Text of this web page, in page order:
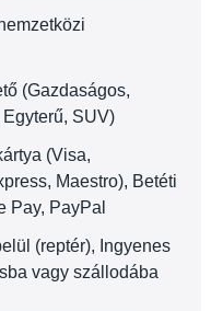
(Gazdaságos,
SUV)
(Visa,
Maestro), Betéti
Pay, PayPal
(reptér), Ingyenes
vagy szállodába